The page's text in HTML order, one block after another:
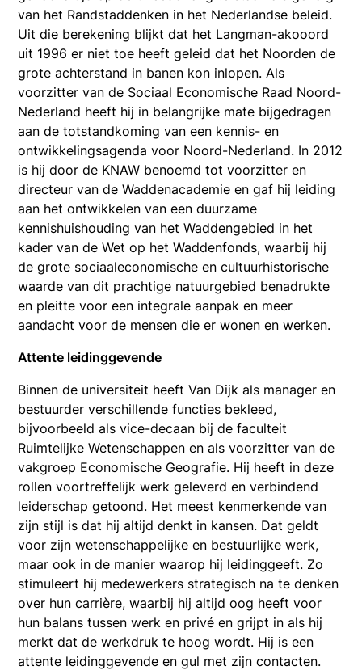
van het Randstaddenken in het Nederlandse beleid.
Uit die berekening blijkt dat het Langman-akooord
uit 1996 er niet toe heeft geleid dat het Noorden de
grote achterstand in banen kon inlopen. Als
voorzitter van de Sociaal Economische Raad Noord-
Nederland heeft hij in belangrijke mate bijgedragen
aan de totstandkoming van een kennis- en
ontwikkelingsagenda voor Noord-Nederland. In 2012
is hij door de KNAW benoemd tot voorzitter en
directeur van de Waddenacademie en gaf hij leiding
aan het ontwikkelen van een duurzame
kennishuishouding van het Waddengebied in het
kader van de Wet op het Waddenfonds, waarbij hij
de grote sociaaleconomische en cultuurhistorische
waarde van dit prachtige natuurgebied benadrukte
en pleitte voor een integrale aanpak en meer
aandacht voor de mensen die er wonen en werken.
Attente leidinggevende
Binnen de universiteit heeft Van Dijk als manager en
bestuurder verschillende functies bekleed,
bijvoorbeeld als vice-decaan bij de faculteit
Ruimtelijke Wetenschappen en als voorzitter van de
vakgroep Economische Geografie. Hij heeft in deze
rollen voortreffelijk werk geleverd en verbindend
leiderschap getoond. Het meest kenmerkende van
zijn stijl is dat hij altijd denkt in kansen. Dat geldt
voor zijn wetenschappelijke en bestuurlijke werk,
maar ook in de manier waarop hij leidinggeeft. Zo
stimuleert hij medewerkers strategisch na te denken
over hun carrière, waarbij hij altijd oog heeft voor
hun balans tussen werk en privé en grijpt in als hij
merkt dat de werkdruk te hoog wordt. Hij is een
attente leidinggevende en gul met zijn contacten.